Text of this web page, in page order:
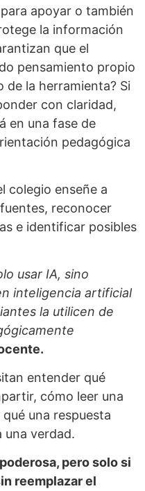
apoyar o también
la información
que el
pensamiento propio
la herramienta? Si
con claridad,
en una fase de
pedagógica
colegio enseñe a
reconocer
e identificar posibles
usar IA, sino
inteligencia artificial
la utilicen de
entender qué
cómo leer una
una respuesta
una verdad.
pero solo si
reemplazar el